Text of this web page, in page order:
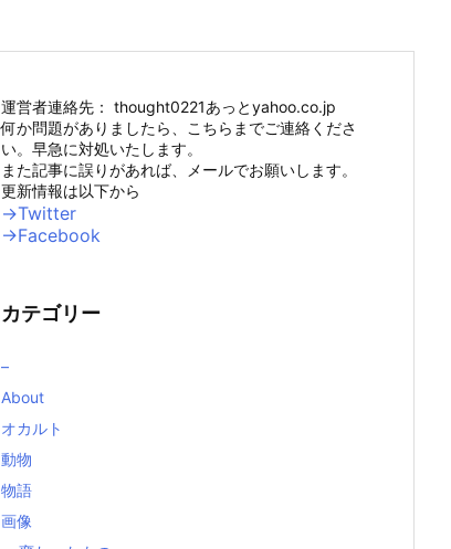
運営者連絡先： thought0221あっとyahoo.co.jp
何か問題がありましたら、こちらまでご連絡くださ
い。早急に対処いたします。
また記事に誤りがあれば、メールでお願いします。
更新情報は以下から
→Twitter
→Facebook
カテゴリー
–
About
オカルト
動物
物語
画像